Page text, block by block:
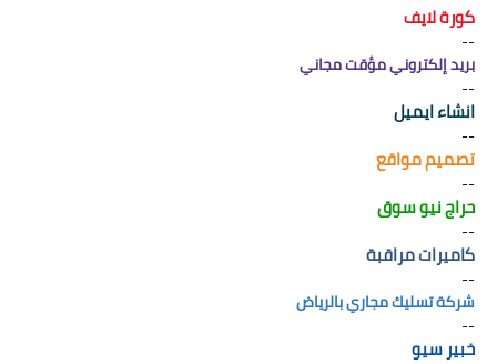
كورة لايف
--
بريد إلكتروني مؤقت مجاني
--
انشاء ايميل
--
تصميم مواقع
--
حراج نيو سوق
--
كاميرات مراقبة
--
شركة تسليك مجاري بالرياض
--
خبير سيو